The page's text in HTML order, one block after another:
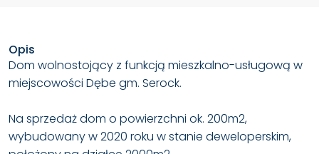
Opis
Dom wolnostojący z funkcją mieszkalno-usługową w
miejscowości Dębe gm. Serock.
Na sprzedaż dom o powierzchni ok. 200m2,
wybudowany w 2020 roku w stanie deweloperskim,